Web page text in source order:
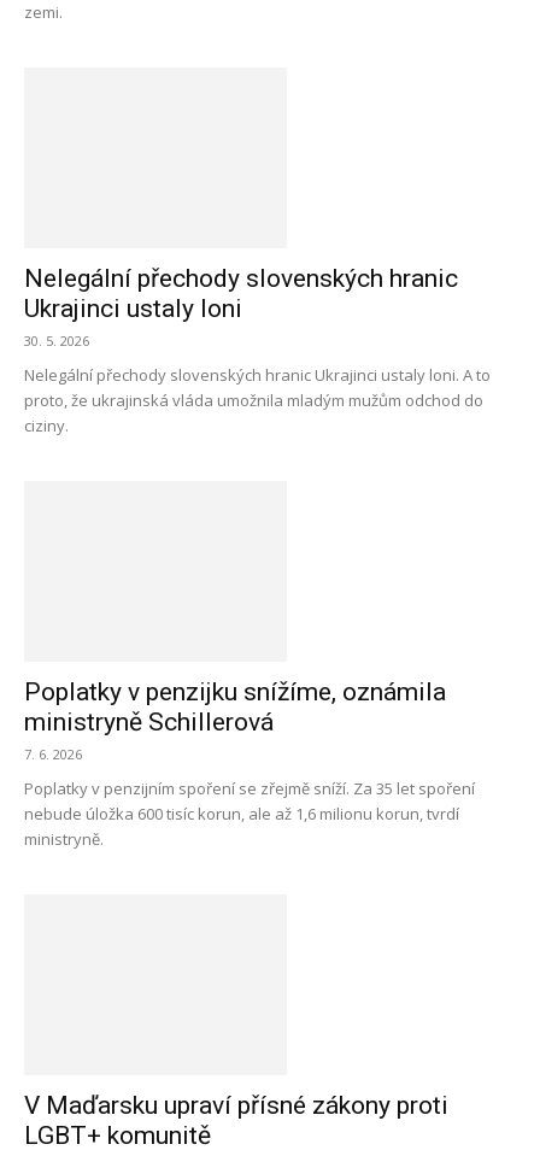
zemi.
Nelegální přechody slovenských hranic
Ukrajinci ustaly loni
30. 5. 2026
Nelegální přechody slovenských hranic Ukrajinci ustaly loni. A to
proto, že ukrajinská vláda umožnila mladým mužům odchod do
ciziny.
Poplatky v penzijku snížíme, oznámila
ministryně Schillerová
7. 6. 2026
Poplatky v penzijním spoření se zřejmě sníží. Za 35 let spoření
nebude úložka 600 tisíc korun, ale až 1,6 milionu korun, tvrdí
ministryně.
V Maďarsku upraví přísné zákony proti
LGBT+ komunitě